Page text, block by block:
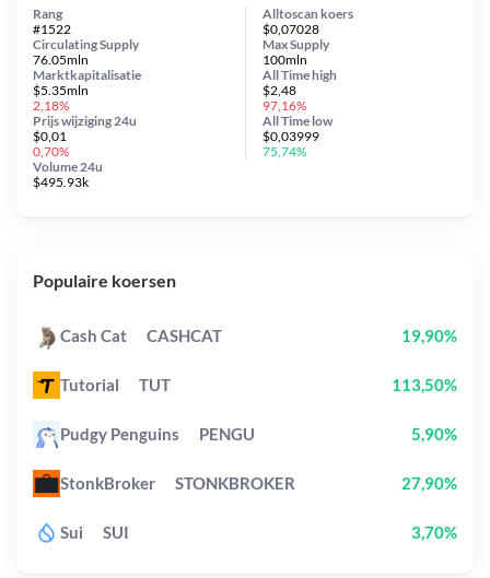
Alltoscan koers
$0,07028
Circulating Supply
76.05mln
Prijs wijziging 24u
$0,01
0,70%
Max Supply
100mln
Marktkapitalisatie
$5.35mln
2,18%
Volume 24u
$495.93k
Rang
#1522
All Timehigh
$2,48
97,16%
All Time low
$0,03999
75,74%
Populaire koersen
Cash Cat CASHCAT 19,90%
Tutorial TUT 113,50%
Pudgy Penguins PENGU 5,90%
StonkBroker STONKBROKER 27,90%
Sui SUI 3,70%